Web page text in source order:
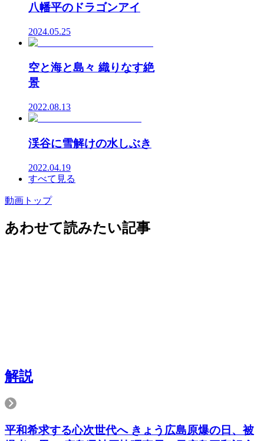
八幡平のドラゴンアイ
2024.05.25
空と海と島々 織りなす絶
景
2022.08.13
渓谷に雪解けの水しぶき
2022.04.19
すべて見る
動画トップ
あわせて読みたい記事
解説
平和希求する心次世代へ きょう広島原爆の日、被